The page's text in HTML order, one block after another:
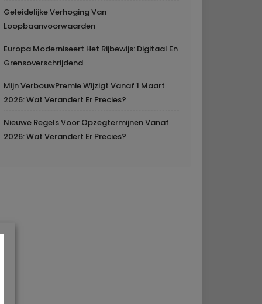
Geleidelijke Verhoging Van
Loopbaanvoorwaarden
Europa Moderniseert Het Rijbewijs: Digitaal En
Grensoverschrijdend
Mijn VerbouwPremie Wijzigt Vanaf 1 Maart
2026: Wat Verandert Er Precies?
Nieuwe Regels Voor Opzegtermijnen Vanaf
2026: Wat Verandert Er Precies?